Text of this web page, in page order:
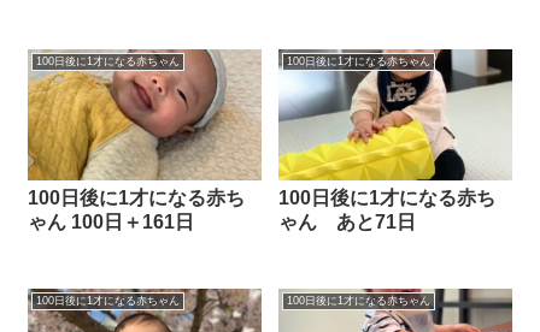
100日後に1才になる赤ちゃん
100日後に1才になる赤ち
ゃん 100日＋161日
100日後に1才になる赤ちゃん
100日後に1才になる赤ち
ゃん あと71日
100日後に1才になる赤ちゃん 100日後に1才になる赤ちゃん